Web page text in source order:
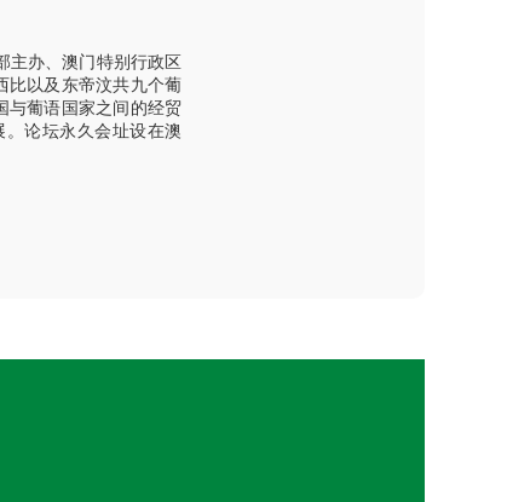
主办、澳门特别行政区
比以及东帝汶共九个葡
与葡语国家之间的经贸
论坛永久会址设在澳